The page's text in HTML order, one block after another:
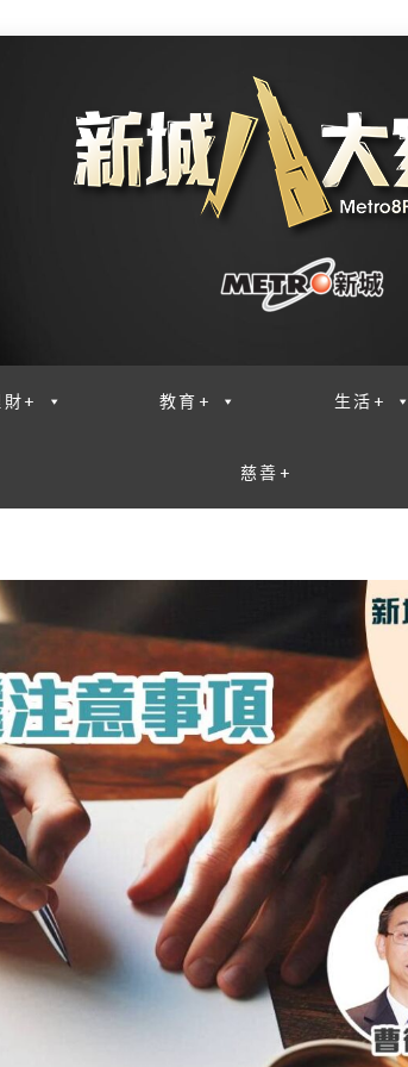
財+ 教育+ 生活+
慈善+